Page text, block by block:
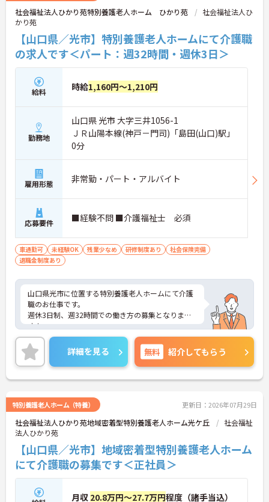
社会福祉法人ひかり苑特別養護老人ホーム ひかり苑
社会福祉法人ひ
かり苑
【山口県／光市】特別養護老人ホームにて介護職
の求人です＜パート：週32時間・週休3日＞
給料 時給1,160円～1,210円
勤務地
山口県 光市 大字三井1056-1
ＪＲ山陽本線(神戸－門司)「島田(山口)駅」
0分
雇用形態 非常勤・パート・アルバイト
応募要件 ■経験不問 ■介護福祉士 必須
車通勤可 未経験OK 残業少なめ 研修制度あり
社会保険完備
退職金制度あり
山口県光市に位置する特別養護老人ホームにて介護
職のお仕事です。
週休3日制、週32時間での働き方の募集となりま
す！
ご興味のある方には、面接対策ポイントなどさらに
詳細をお話いたしますので、お気軽にご相談くださ
い。
詳細を見る 無料 紹介してもらう
特別養護老人ホーム（特養） 更新日：2026年07月29日
社会福祉法人ひかり苑地域密着型特別養護老人ホーム光ケ丘
社会福祉
法人ひかり苑
【山口県／光市】地域密着型特別養護老人ホーム
にて介護職の募集です＜正社員＞
月収 20.8万円～27.7万円程度（諸手当込）